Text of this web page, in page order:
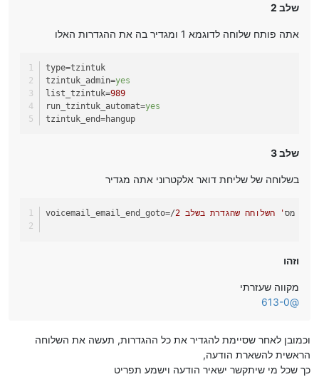
שלב 2
אתה פותח שלוחה לדוגמא 1 ומגדיר בה את ההגדרות האלו
type=tzintuk
tzintuk_admin=yes
list_tzintuk=989
run_tzintuk_automat=yes
tzintuk_end=hangup
שלב 3
בשלוחה של שליחת דואר אלקטרוני אתה מגדיר
voicemail_email_end_goto את מס' השלוחה שהגדרת בשלב 2
וזהו
מקווה שעזרתי
@
613-0
וכמובן לאחר שסיימת להגדיר את כל ההגדרות, תעשה את השלוחה
הראשית להשארת הודעה,
כך שכל מי שיתקשר ישאיר הודעה וישמע תפריט